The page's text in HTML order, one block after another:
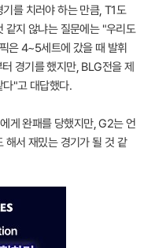
를 치러야 하는 만큼, T1도
같지 않냐는 질문에는 "우리도
은 4~5세트에 갔을 때 발휘
경기를 했지만, BLG전을 제
다"고 대답했다.
게 완패를 당했지만, G2는 언
해서 재밌는 경기가 될 것 같